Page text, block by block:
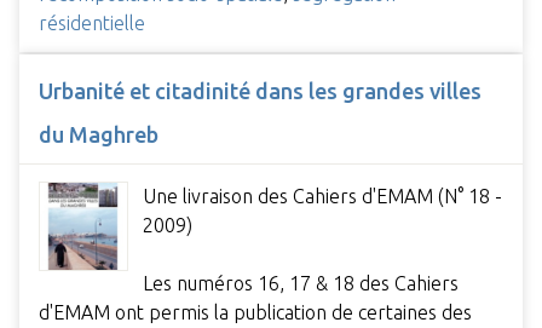
résidentielle
Urbanité et citadinité dans les grandes villes
du Maghreb
Une livraison des Cahiers d'EMAM (N° 18 -
2009)
Les numéros 16, 17 & 18 des Cahiers
d'EMAM ont permis la publication de certaines des